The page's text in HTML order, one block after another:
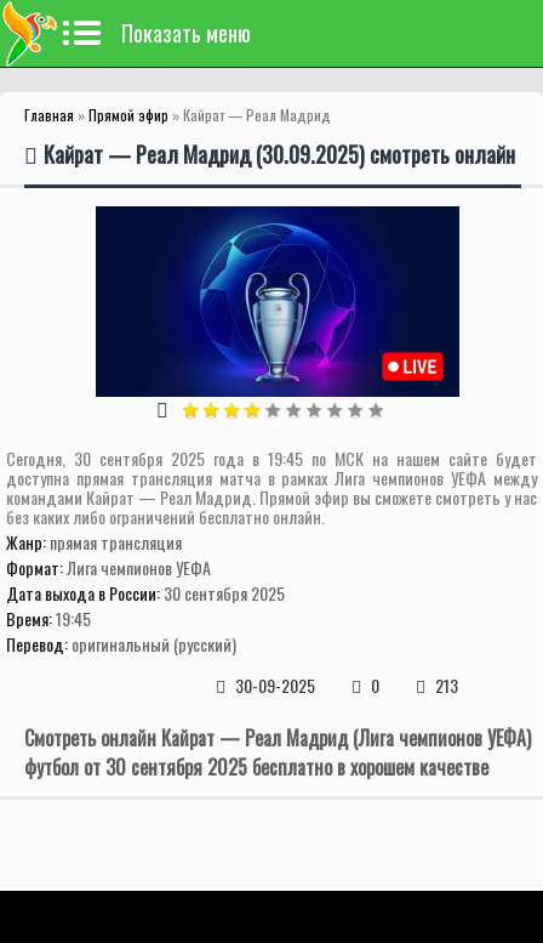
Показать меню
Главная »Прямой эфир » Кайрат — Реал Мадрид
Кайрат — Реал Мадрид (30.09.2025) смотреть онлайн
Сегодня, 30 сентября 2025 года в 19:45 по МСК на нашем сайте будет
доступна прямая трансляция матча в рамках Лига чемпионов УЕФА между
командами Кайрат — Реал Мадрид. Прямой эфир вы сможете смотреть у нас
без каких либо ограничений бесплатно онлайн.
Жанр:прямая трансляция
Формат:Лига чемпионов УЕФА
Дата выхода в России:30 сентября 2025
Время:19:45
Перевод:оригинальный (русский)
30-09-2025
0 213
Смотреть онлайн Кайрат — Реал Мадрид (Лига чемпионов УЕФА)
футбол от 30 сентября 2025 бесплатно в хорошем качестве